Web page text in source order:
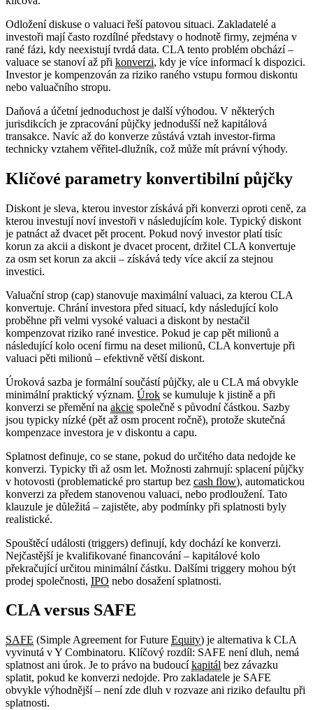
Odložení diskuse o valuaci řeší patovou situaci. Zakladatelé a
investoři mají často rozdílné představy o hodnotě firmy, zejména v
rané fázi, kdy neexistují tvrdá data. CLA tento problém obchází –
valuace se stanoví až při konverzi, kdy je více informací k dispozici.
Investor je kompenzován za riziko raného vstupu formou diskontu
nebo valuačního stropu.
Daňová a účetní jednoduchost je další výhodou. V některých
jurisdikcích je zpracování půjčky jednodušší než kapitálová
transakce. Navíc až do konverze zůstává vztah investor-firma
technicky vztahem věřitel-dlužník, což může mít právní výhody.
Klíčové parametry konvertibilní půjčky
Diskont je sleva, kterou investor získává při konverzi oproti ceně, za
kterou investují noví investoři v následujícím kole. Typický diskont
je patnáct až dvacet pět procent. Pokud nový investor platí tisíc
korun za akcii a diskont je dvacet procent, držitel CLA konvertuje
za osm set korun za akcii – získává tedy více akcií za stejnou
investici.
Valuační strop (cap) stanovuje maximální valuaci, za kterou CLA
konvertuje. Chrání investora před situací, kdy následující kolo
proběhne při velmi vysoké valuaci a diskont by nestačil
kompenzovat riziko rané investice. Pokud je cap pět milionů a
následující kolo ocení firmu na deset milionů, CLA konvertuje při
valuaci pěti milionů – efektivně větší diskont.
Úroková sazba je formální součástí půjčky, ale u CLA má obvykle
minimální praktický význam. Úrok se kumuluje k jistině a při
konverzi se přemění na akcie společně s původní částkou. Sazby
jsou typicky nízké (pět až osm procent ročně), protože skutečná
kompenzace investora je v diskontu a capu.
Splatnost definuje, co se stane, pokud do určitého data nedojde ke
konverzi. Typicky tři až osm let. Možnosti zahrnují: splacení půjčky
v hotovosti (problematické pro startup bez cash flow), automatickou
konverzi za předem stanovenou valuaci, nebo prodloužení. Tato
klauzule je důležitá – zajistěte, aby podmínky při splatnosti byly
realistické.
Spouštěcí události (triggers) definují, kdy dochází ke konverzi.
Nejčastější je kvalifikované financování – kapitálové kolo
překračující určitou minimální částku. Dalšími triggery mohou být
prodej společnosti, IPO nebo dosažení splatnosti.
CLA versus SAFE
SAFE (Simple Agreement for Future Equity) je alternativa k CLA
vyvinutá v Y Combinatoru. Klíčový rozdíl: SAFE není dluh, nemá
splatnost ani úrok. Je to právo na budoucíkapitál bez závazku
splatit, pokud ke konverzi nedojde. Pro zakladatele je SAFE
obvykle výhodnější – není zde dluh v rozvaze ani riziko defaultu při
splatnosti.